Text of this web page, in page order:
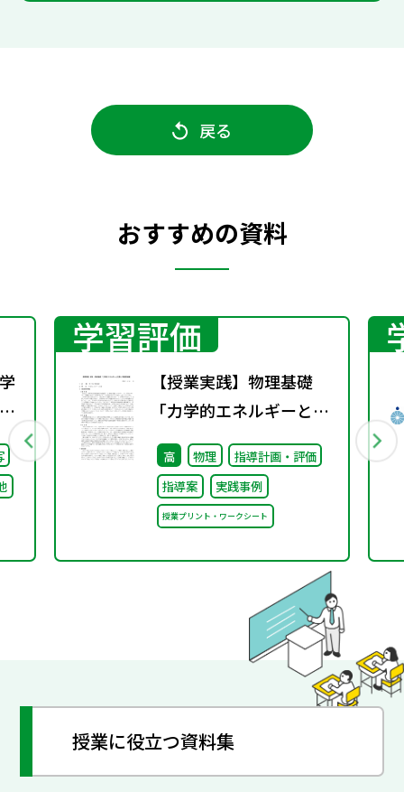
戻る
おすすめの資料
学習評価
【授業実践】物理基礎
「力学的エネルギーと仕
事」
高 物理
指導計画・評価
指導案
実践事例
授業プリント・ワークシート
授業に役立つ資料集